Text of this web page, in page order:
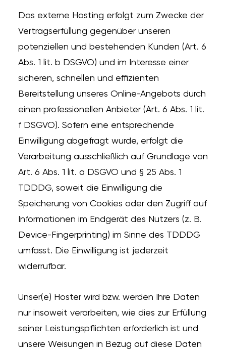
Das externe Hosting erfolgt zum Zwecke der
Vertragserfüllung gegenüber unseren
potenziellen und bestehenden Kunden (Art. 6
Abs. 1 lit. b DSGVO) und im Interesse einer
sicheren, schnellen und effizienten
Bereitstellung unseres Online-Angebots durch
einen professionellen Anbieter (Art. 6 Abs. 1 lit.
f DSGVO). Sofern eine entsprechende
Einwilligung abgefragt wurde, erfolgt die
Verarbeitung ausschließlich auf Grundlage von
Art. 6 Abs. 1 lit. a DSGVO und § 25 Abs. 1
TDDDG, soweit die Einwilligung die
Speicherung von Cookies oder den Zugriff auf
Informationen im Endgerät des Nutzers (z. B.
Device-Fingerprinting) im Sinne des TDDDG
umfasst. Die Einwilligung ist jederzeit
widerrufbar.
Unser(e) Hoster wird bzw. werden Ihre Daten
nur insoweit verarbeiten, wie dies zur Erfüllung
seiner Leistungspflichten erforderlich ist und
unsere Weisungen in Bezug auf diese Daten